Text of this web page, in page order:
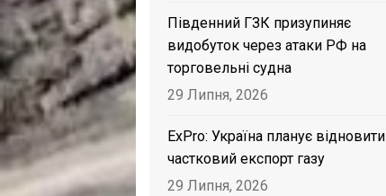
Південний ГЗК призупиняє
видобуток через атаки РФ на
торговельні судна
29 Липня, 2026
ExPro: Україна планує відновити
частковий експорт газу
29 Липня, 2026